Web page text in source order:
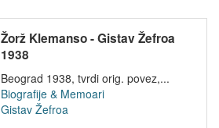
Žorž Klemanso - Gistav Žefroa
1938
Beograd 1938, tvrdi orig. povez,...
Biografije & Memoari
Gistav Žefroa